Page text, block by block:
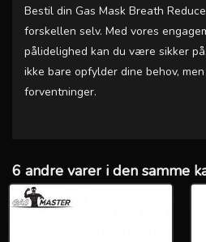
Bestil din Gas Mask Breath
forskellen selv. Med vores
pålidelighed kan du være sikker
ikke bare opfylder dine behov,
forventninger.
6 andre varer i den samme